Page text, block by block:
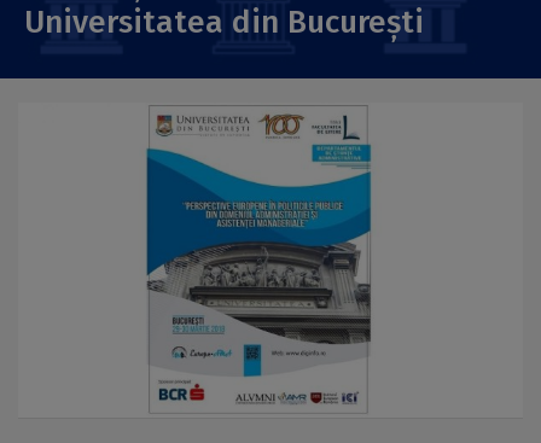
Universitatea din București